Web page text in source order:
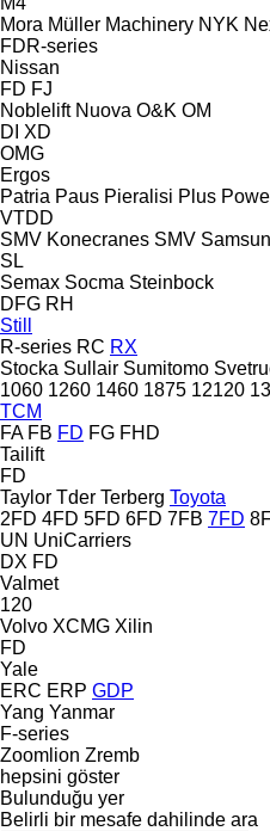
Mora Müller Machinery NYK
FDR-series
Nissan
FD FJ
Noblelift Nuova O&K OM
DI XD
OMG
Ergos
Patria Paus Pieralisi Plus
VTDD
SMV Konecranes SMV
SL
Semax Socma Steinbock
DFG RH
Still
R-series RC RX
Stocka Sullair Sumitomo
1060 1260 1460 1875 12120
TCM
FA FB FD FG FHD
Tailift
FD
Taylor Tder Terberg Toyota
2FD 4FD 5FD 6FD 7FB 7FD
UN UniCarriers
DX FD
Valmet
120
Volvo XCMG Xilin
FD
Yale
ERC ERP GDP
Yang Yanmar
F-series
Zoomlion Zremb
hepsini göster
Bulunduğu yer
Belirli bir mesafe dahilinde ara